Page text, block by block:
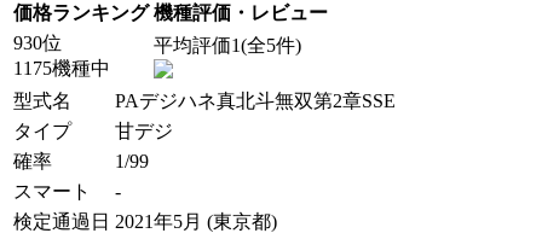
価格ランキング 機種評価・レビュー
930位
1175機種中
平均評価1(全5件)
型式名
PAデジハネ真北斗無双第2章SSE
タイプ
甘デジ
確率
1/99
スマート
-
検定通過日 2021年5月 (東京都)